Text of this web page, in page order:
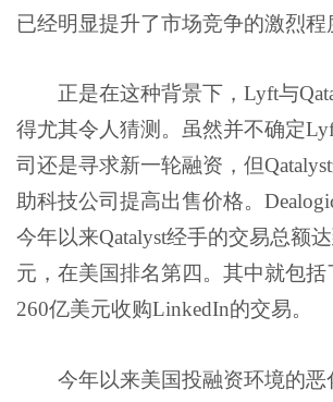
已经明显提升了市场竞争的激烈程
正是在这种背景下，Lyft与
得尤其令人猜测。虽然并不确定
司还是寻求新一轮融资，但
助科技公司提高出售价格。
今年以来Qatalyst经手的交易总额
元，在美国排名第四。其中就包括
260亿美元收购LinkedIn的交易。
今年以来美国投融资环境的恶